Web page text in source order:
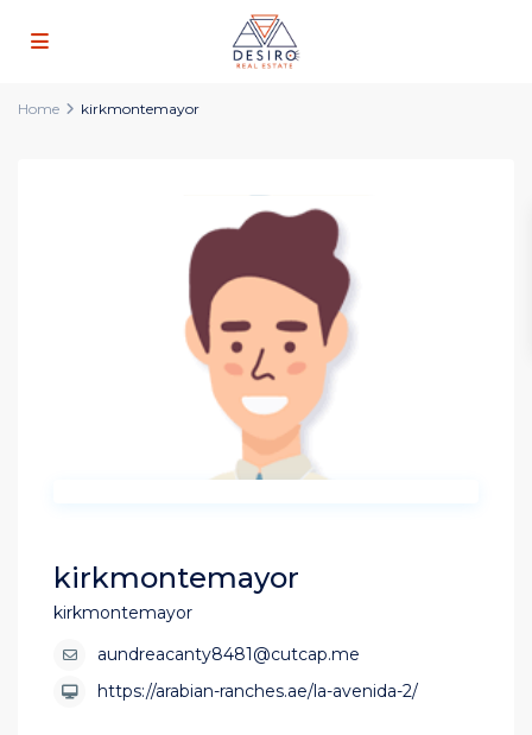
Home kirkmontemayor
kirkmontemayor
kirkmontemayor
aundreacanty8481@cutcap.me
https://arabian-ranches.ae/la-avenida-2/